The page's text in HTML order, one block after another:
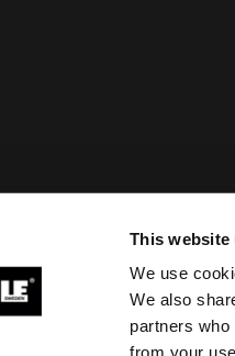
This website
We use
We also
partners who
from your
Todos los derechos